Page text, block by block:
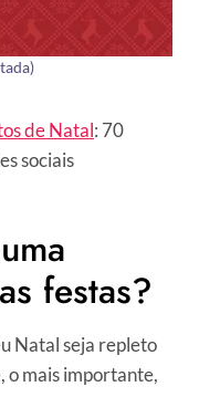
de Natal: 70
sociais
festas?
Natal seja repleto
o mais importante,